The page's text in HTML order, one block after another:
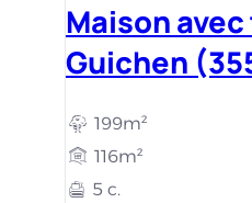
Maison
Guichen
199m²
116m²
5 c.